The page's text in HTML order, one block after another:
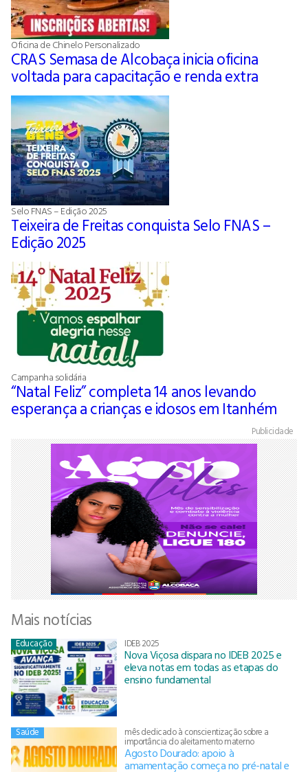
Oficina de Chinelo Personalizado
CRAS Semasa de Alcobaça inicia oficina
voltada para capacitação e renda extra
Selo FNAS – Edição 2025
Teixeira de Freitas conquista Selo FNAS –
Edição 2025
Campanha solidária
“Natal Feliz” completa 14 anos levando
esperança a crianças e idosos em Itanhém
Publicidade
Mais notícias
Educação IDEB 2025
Nova Viçosa dispara no IDEB 2025 e
eleva notas em todas as etapas do
ensino fundamental
Saúde mês dedicado à conscientização sobre a
importância do aleitamento materno
Agosto Dourado: apoio à
amamentação começa no pré-natal e